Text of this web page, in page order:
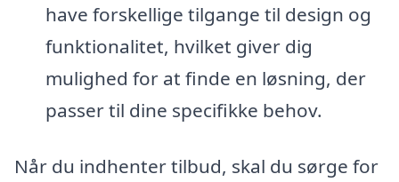
have forskellige tilgange til design og
funktionalitet, hvilket giver dig
mulighed for at finde en løsning, der
passer til dine specifikke behov.
Når du indhenter tilbud, skal du sørge for